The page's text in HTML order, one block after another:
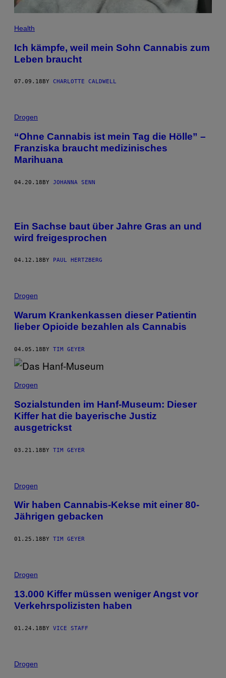
Health
Ich kämpfe, weil mein Sohn Cannabis zum
Leben braucht
07.09.18 BY CHARLOTTE CALDWELL
Drogen
“Ohne Cannabis ist mein Tag die Hölle” –
Franziska braucht medizinisches
Marihuana
04.20.18BY JOHANNA SENN
Ein Sachse baut über Jahre Gras an und
wird freigesprochen
04.12.18 BY PAUL HERTZBERG
Drogen
Warum Krankenkassen dieser Patientin
lieber Opioide bezahlen als Cannabis
04.05.18BY TIM GEYER
Drogen
Sozialstunden im Hanf-Museum: Dieser
Kiffer hat die bayerische Justiz
ausgetrickst
03.21.18BY TIM GEYER
Drogen
Wir haben Cannabis-Kekse mit einer 80-
Jährigen gebacken
01.25.18 BY TIM GEYER
Drogen
13.000 Kiffer müssen weniger Angst vor
Verkehrspolizisten haben
01.24.18BY VICE STAFF
Drogen